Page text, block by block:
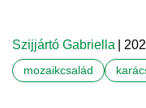
Szijjártó Gabriella |
mozaikcsalád